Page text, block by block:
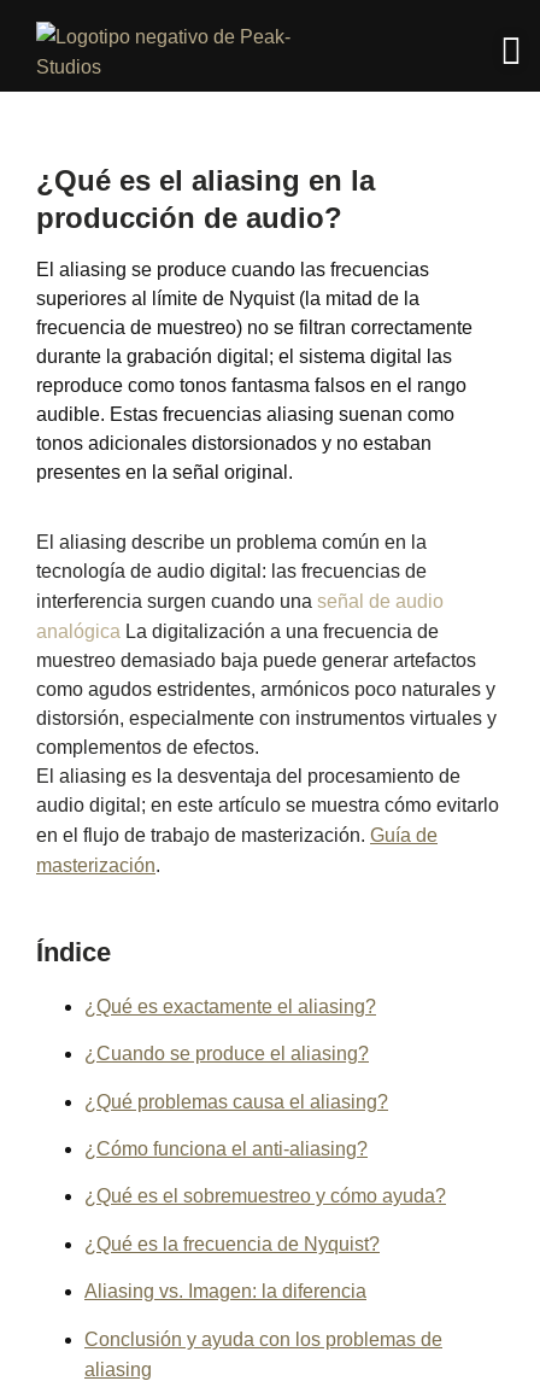
¿Qué es el aliasing en la
producción de audio?
El aliasing se produce cuando las frecuencias
superiores al límite de Nyquist (la mitad de la
frecuencia de muestreo) no se filtran correctamente
durante la grabación digital; el sistema digital las
reproduce como tonos fantasma falsos en el rango
audible. Estas frecuencias aliasing suenan como
tonos adicionales distorsionados y no estaban
presentes en la señal original.
El aliasing describe un problema común en la
tecnología de audio digital: las frecuencias de
interferencia surgen cuando una señal de audio
analógica La digitalización a una frecuencia de
muestreo demasiado baja puede generar artefactos
como agudos estridentes, armónicos poco naturales y
distorsión, especialmente con instrumentos virtuales y
complementos de efectos.
El aliasing es la desventaja del procesamiento de
audio digital; en este artículo se muestra cómo evitarlo
en el flujo de trabajo de masterización. Guía de
masterización.
Índice
¿Qué es exactamente el aliasing?
¿Cuando se produce el aliasing?
¿Qué problemas causa el aliasing?
¿Cómo funciona el anti-aliasing?
¿Qué es el sobremuestreo y cómo ayuda?
¿Qué es la frecuencia de Nyquist?
Aliasing vs. Imagen: la diferencia
Conclusión y ayuda con los problemas de
aliasing